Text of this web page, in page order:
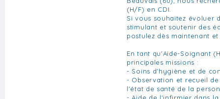
(H/F) en CDI.
Si vous souhaitez évoluer
stimulant et soutenir des
postulez dès maintenant
En tant qu'Aide-Soignant
principales missions :
- Soins d'hygiène et de
- Observation et recueil
l'état de santé de la